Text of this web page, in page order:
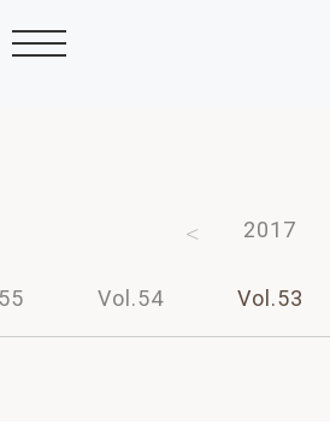
2017
Vol.54 Vol.53